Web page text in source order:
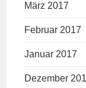
März 2017
Februar 2017
Januar 2017
Dezember